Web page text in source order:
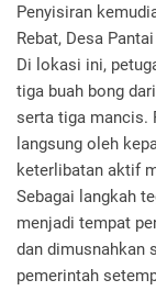
Penyisiran
Rebat, Desa
Di lokasi ini,
tiga buah bong
serta tiga mancis.
langsung oleh
keterlibatan aktif
Sebagai langkah
menjadi tempat
dan dimusnahkan
pemerintah